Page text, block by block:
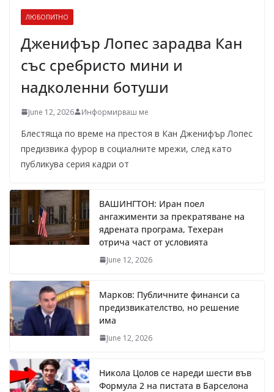
ЛЮБОПИТНО
Дженифър Лопес зарадва Кан
със сребристо мини и
надколенни ботуши
June 12, 2026 Информирваш ме
Блестяща по време на престоя в Кан Дженифър Лопес
предизвика фурор в социалните мрежи, след като
публикува серия кадри от
ВАШИНГТОН: Иран поел
ангажименти за прекратяване на
ядрената програма, Техеран
отрича част от условията
June 12, 2026
Марков: Публичните финанси са
предизвикателство, но решение
има
June 12, 2026
Никола Цолов се нареди шести във
Формула 2 на пистата в Барселона